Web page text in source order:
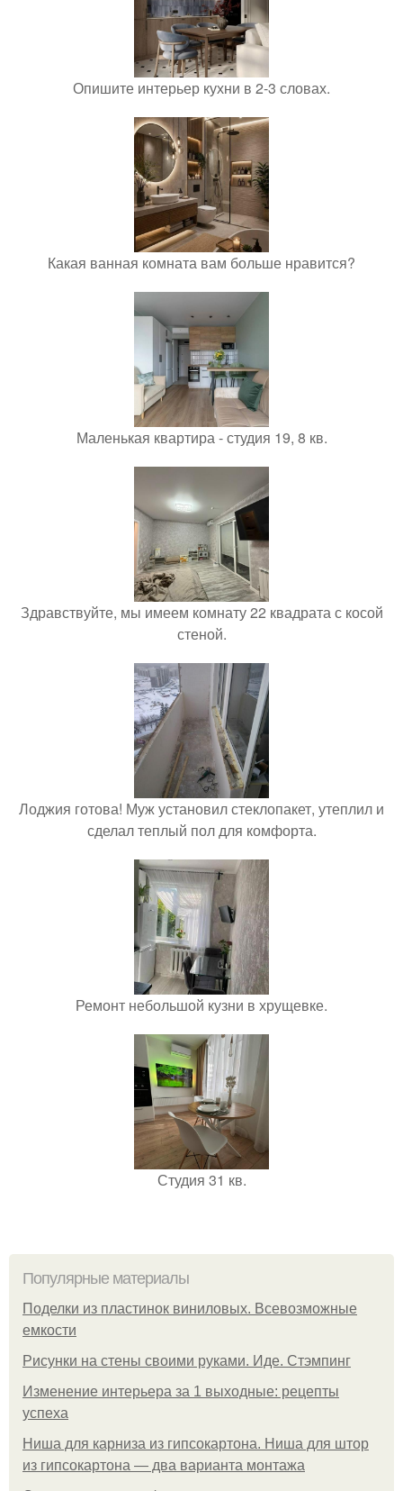
Опишите интерьер кухни в 2-3 словах.
Какая ванная комната вам больше нравится?
Маленькая квартира - студия 19, 8 кв.
Здравствуйте, мы имеем комнату 22 квадрата с косой
стеной.
Лоджия готова! Муж установил стеклопакет, утеплил и
сделал теплый пол для комфорта.
Ремонт небольшой кузни в хрущевке.
Студия 31 кв.
Популярные материалы
Поделки из пластинок виниловых. Всевозможные
емкости
Рисунки на стены своими руками. Иде. Стэмпинг
Изменение интерьера за 1 выходные: рецепты
успеха
Ниша для карниза из гипсокартона. Ниша для штор
из гипсокартона — два варианта монтажа